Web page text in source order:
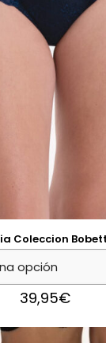
Coleccion
39,95€